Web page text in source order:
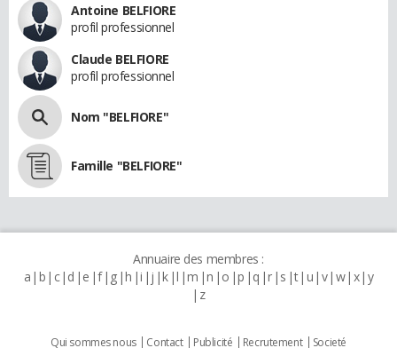
Antoine BELFIORE
profil professionnel
Claude BELFIORE
profil professionnel
Nom "BELFIORE"
Famille "BELFIORE"
Annuaire des membres :
a b c d e f g h i j k l m n o p q r s t u v w x y
z
Qui sommes nous Contact Publicité Recrutement Societé